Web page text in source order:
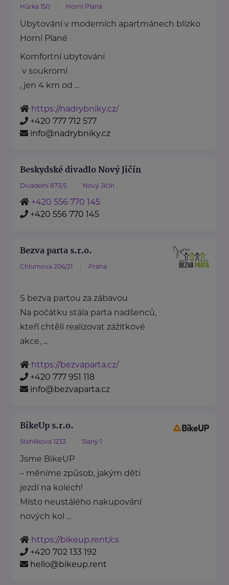
Hůrka 150 Horní Planá
Ubytování v moderních apartmánech blízko
Horní Plané
Komfortní ubytování
v soukromí
, jen 4 km od ...
https://nadrybniky.cz/
+420 777 712 577
info@nadrybniky.cz
Beskydské divadlo Nový Jičín
Divadelní 873/5 Nový Jičín
+420 556 770 145
+420 556 770 145
Bezva parta s.r.o.
Chlumova 206/21 Praha
S bezva partou za zábavou
Na počátku stála parta nadšenců,
kteří chtěli realizovat zážitkové
akce, ...
https://bezvaparta.cz/
+420 777 951 118
info@bezvaparta.cz
BikeUp s.r.o.
Stehlíkova 1233 Slaný 1
Jsme BikeUP
– měníme způsob, jakým děti
jezdí na kolech!
Místo neustálého nakupování
nových kol ...
https://bikeup.rent/cs
+420 702 133 192
hello@bikeup.rent